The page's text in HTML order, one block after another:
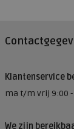
Klantenservice
ma t/m vrij 9:00
We zijn